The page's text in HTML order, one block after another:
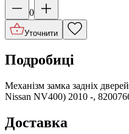
0
Уточнити
Подробиці
Механізм замка задніх
Nissan NV400) 2010 -,
Доставка